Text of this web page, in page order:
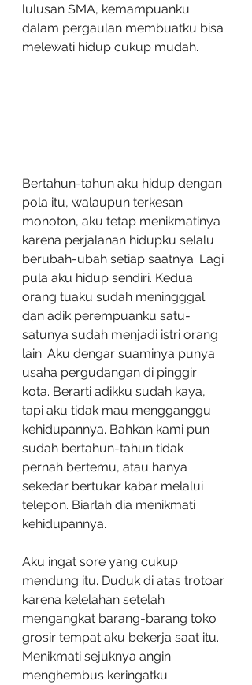
lulusan SMA, kemampuanku
dalam pergaulan membuatku bisa
melewati hidup cukup mudah.
Bertahun-tahun aku hidup dengan
pola itu, walaupun terkesan
monoton, aku tetap menikmatinya
karena perjalanan hidupku selalu
berubah-ubah setiap saatnya. Lagi
pula aku hidup sendiri. Kedua
orang tuaku sudah meningggal
dan adik perempuanku satu-
satunya sudah menjadi istri orang
lain. Aku dengar suaminya punya
usaha pergudangan di pinggir
kota. Berarti adikku sudah kaya,
tapi aku tidak mau mengganggu
kehidupannya. Bahkan kami pun
sudah bertahun-tahun tidak
pernah bertemu, atau hanya
sekedar bertukar kabar melalui
telepon. Biarlah dia menikmati
kehidupannya.
Aku ingat sore yang cukup
mendung itu. Duduk di atas trotoar
karena kelelahan setelah
mengangkat barang-barang toko
grosir tempat aku bekerja saat itu.
Menikmati sejuknya angin
menghembus keringatku.